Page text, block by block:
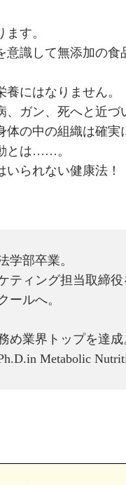
す。
識して無添加の食
にはなりません。
ガン、死へと近づ
の中の組織は確実
とは……。
られない健康法！
学部卒業。
ィング担当取締役
ールへ。
業界トップを達成
Metabolic